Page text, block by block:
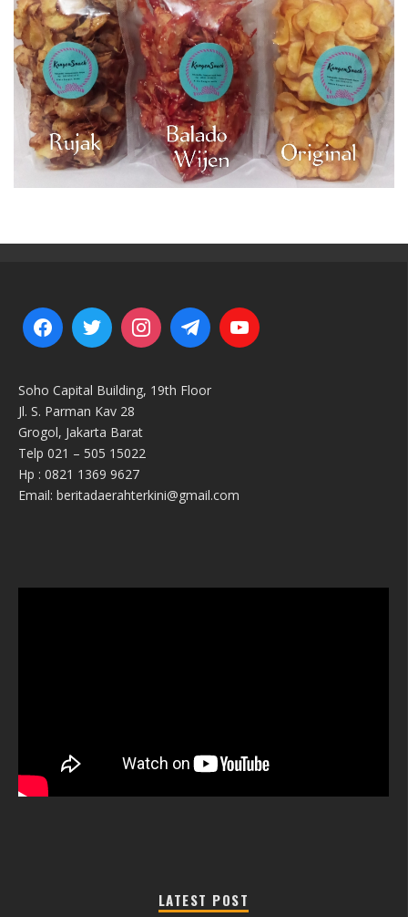
Soho Capital Building, 19th Floor
Jl. S. Parman Kav 28
Grogol, Jakarta Barat
Telp 021 – 505 15022
Hp : 0821 1369 9627
Email: beritadaerahterkini@gmail.com
LATEST POST